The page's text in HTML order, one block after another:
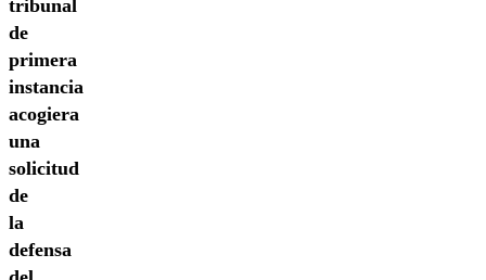
tribunal
de
primera
instancia
acogiera
una
solicitud
de
la
defensa